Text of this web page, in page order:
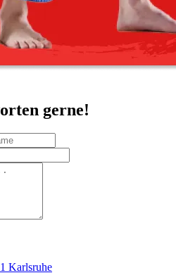
gerne!
Karlsruhe